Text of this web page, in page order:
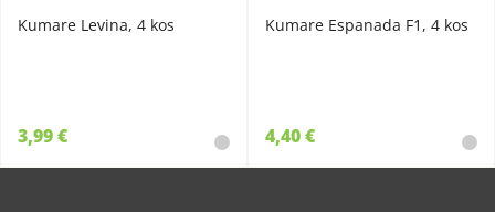
Kumare Levina, 4 kos
3,99 €
Kumare Espanada F1, 4 kos
4,40 €